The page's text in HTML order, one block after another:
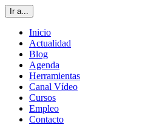
Ir a...
Inicio
Actualidad
Blog
Agenda
Herramientas
Canal Vídeo
Cursos
Empleo
Contacto